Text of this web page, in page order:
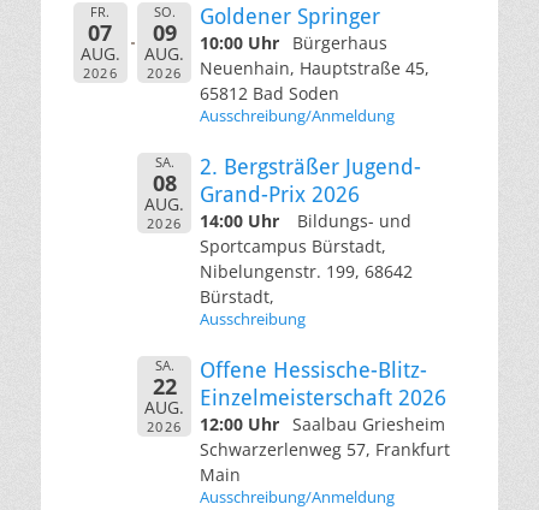
FR.
07
AUG.
2026
SO.
09
AUG.
2026
Goldener Springer
10:00 Uhr
Bürgerhaus
Neuenhain, Hauptstraße 45,
65812 Bad Soden
Ausschreibung/Anmeldung
SA.
08
AUG.
2026
2. Bergsträßer Jugend-
Grand-Prix 2026
14:00 Uhr
Bildungs- und
Sportcampus Bürstadt,
Nibelungenstr. 199, 68642
Bürstadt,
Ausschreibung
SA.
22
AUG.
2026
Offene Hessische-Blitz-
Einzelmeisterschaft 2026
12:00 Uhr Saalbau Griesheim
Schwarzerlenweg 57, Frankfurt
Main
Ausschreibung/Anmeldung